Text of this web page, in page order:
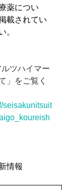
薬につい
載されてい
。
ルツハイマー
」をご覧く
seisakunitsuit
情報